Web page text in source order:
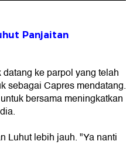
Panjaitan
ke parpol yang telah
sebagai Capres mendatang.
bersama meningkatkan
Luhut lebih jauh. "Ya nanti